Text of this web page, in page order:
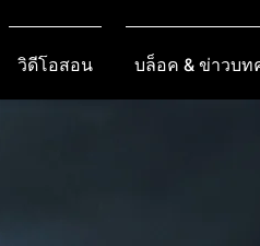
วิดีโอสอน บล็อค & ข่าวบท